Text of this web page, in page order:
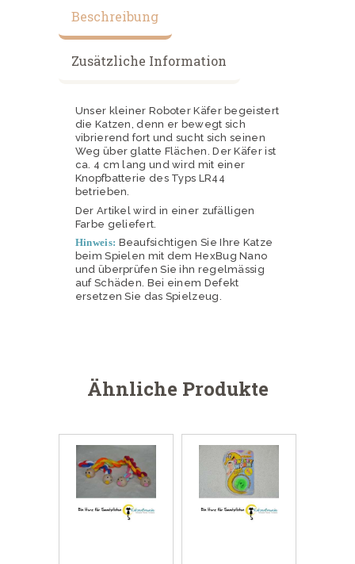
Beschreibung
Zusätzliche Information
Unser kleiner Roboter Käfer begeistert
die Katzen, denn er bewegt sich
vibrierend fort und sucht sich seinen
Weg über glatte Flächen. Der Käfer ist
ca. 4 cm lang und wird mit einer
Knopfbatterie des Typs LR44
betrieben.
Der Artikel wird in einer zufälligen
Farbe geliefert.
Hinweis: Beaufsichtigen Sie Ihre Katze
beim Spielen mit dem HexBug Nano
und überprüfen Sie ihn regelmässig
auf Schäden. Bei einem Defekt
ersetzen Sie das Spielzeug.
Ähnliche Produkte